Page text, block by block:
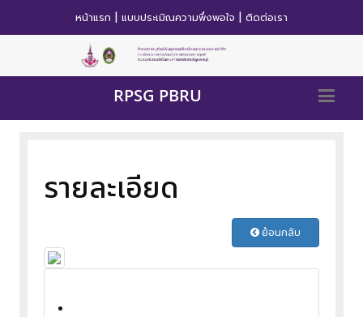
หน้าแรก | แบบประเมิณความพึ่งพอใจ | ติดต่อเรา
RPSG PBRU
รายละเอียด
ย้อนกลับ